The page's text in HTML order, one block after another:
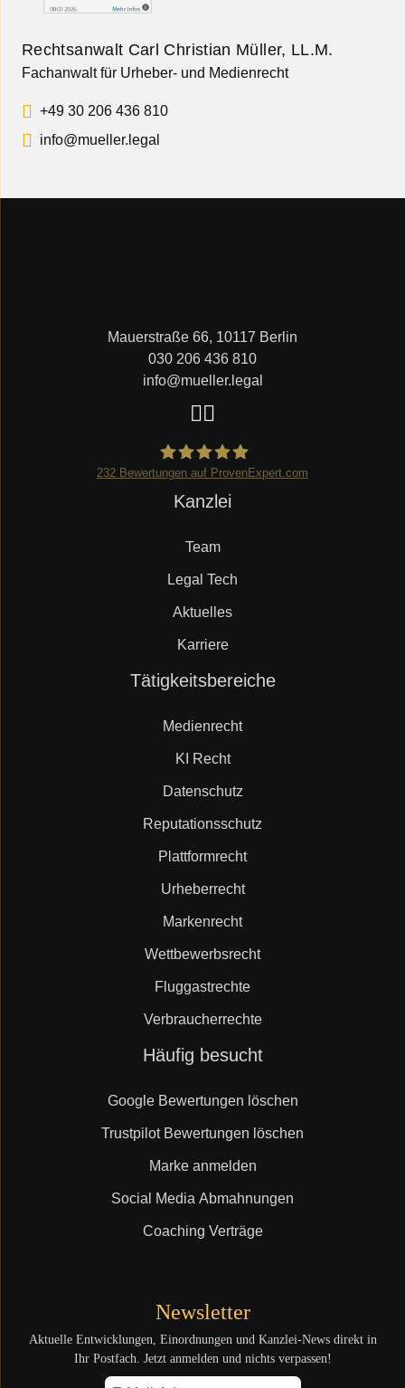
Rechtsanwalt Carl Christian Müller, LL.M.
Fachanwalt für Urheber- und Medienrecht
+49 30 206 436 810
info@mueller.legal
Mauerstraße 66, 10117 Berlin
030 206 436 810
info@mueller.legal
Mueller.legal
232 Bewertungen auf ProvenExpert.com
Kanzlei
Team
Legal Tech
Aktuelles
Karriere
Tätigkeitsbereiche
Medienrecht
KI Recht
Datenschutz
Reputationsschutz
Plattformrecht
Urheberrecht
Markenrecht
Wettbewerbsrecht
Fluggastrechte
Verbraucherrechte
Häufig besucht
Google Bewertungen löschen
Trustpilot Bewertungen löschen
Marke anmelden
Social Media Abmahnungen
Coaching Verträge
Newsletter
Aktuelle Entwicklungen, Einordnungen und Kanzlei-News direkt in
Ihr Postfach. Jetzt anmelden und nichts verpassen!